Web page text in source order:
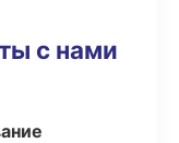
с нами